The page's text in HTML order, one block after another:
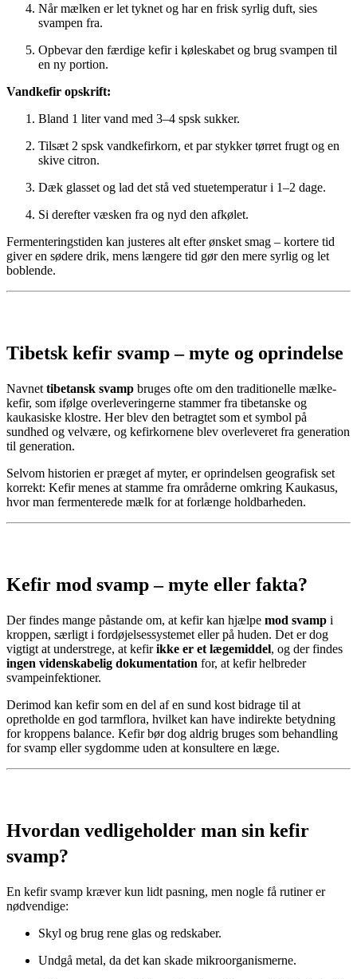
Når mælken er let tyknet og har en frisk syrlig duft, sies
svampen fra.
Opbevar den færdige kefir i køleskabet og brug svampen til
en ny portion.
Vandkefir opskrift:
Bland 1 liter vand med 3–4 spsk sukker.
Tilsæt 2 spsk vandkefirkorn, et par stykker tørret frugt og en
skive citron.
Dæk glasset og lad det stå ved stuetemperatur i 1–2 dage.
Si derefter væsken fra og nyd den afkølet.
Fermenteringstiden kan justeres alt efter ønsket smag – kortere tid
giver en sødere drik, mens længere tid gør den mere syrlig og let
boblende.
Tibetsk kefir svamp – myte og oprindelse
Navnet tibetansk svamp bruges ofte om den traditionelle mælke-
kefir, som ifølge overleveringerne stammer fra tibetanske og
kaukasiske klostre. Her blev den betragtet som et symbol på
sundhed og velvære, og kefirkornene blev overleveret fra generation
til generation.
Selvom historien er præget af myter, er oprindelsen geografisk set
korrekt: Kefir menes at stamme fra områderne omkring Kaukasus,
hvor man fermenterede mælk for at forlænge holdbarheden.
Kefir mod svamp – myte eller fakta?
Der findes mange påstande om, at kefir kan hjælpe mod svamp i
kroppen, særligt i fordøjelsessystemet eller på huden. Det er dog
vigtigt at understrege, at kefirikke er et lægemiddel, og der findes
ingen videnskabelig dokumentation for, at kefir helbreder
svampeinfektioner.
Derimod kan kefir som en del af en sund kost bidrage til at
opretholde en god tarmflora, hvilket kan have indirekte betydning
for kroppens balance. Kefir bør dog aldrig bruges som behandling
for svamp eller sygdomme uden at konsultere en læge.
Hvordan vedligeholder man sin kefir
svamp?
En kefir svamp kræver kun lidt pasning, men nogle få rutiner er
nødvendige:
Skyl og brug rene glas og redskaber.
Undgå metal, da det kan skade mikroorganismerne.